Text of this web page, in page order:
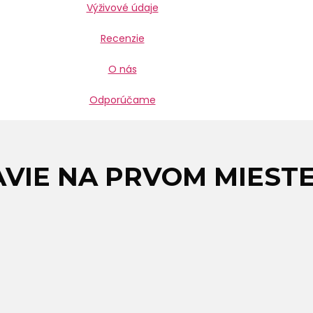
Výživové údaje
Recenzie
O nás
Odporúčame
NA PRVOM